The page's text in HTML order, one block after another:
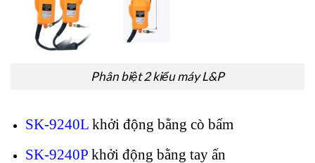
Phân biệt 2 kiểu máy L&P
SK-9240Lkhởi động bằng cò bấm
SK-9240Pkhởi động bằng tay ấn